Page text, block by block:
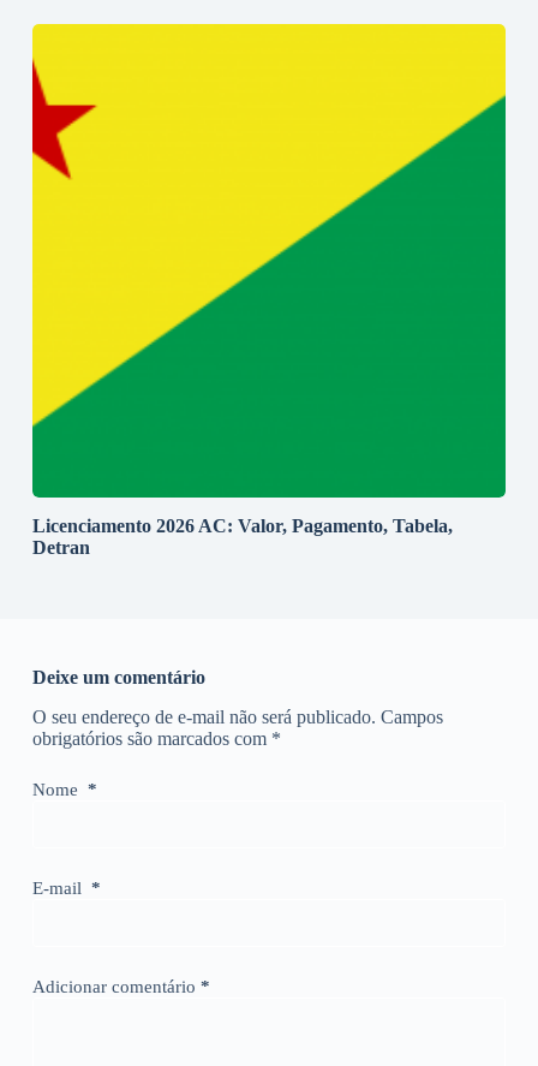
Licenciamento 2026 AC: Valor, Pagamento, Tabela,
Detran
Deixe um comentário
O seu endereço de e-mail não será publicado. Campos
obrigatórios são marcados com *
Nome *
E-mail *
Adicionar comentário *